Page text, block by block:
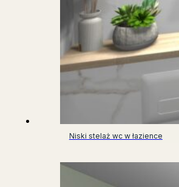
Niski stelaż wc w łazience